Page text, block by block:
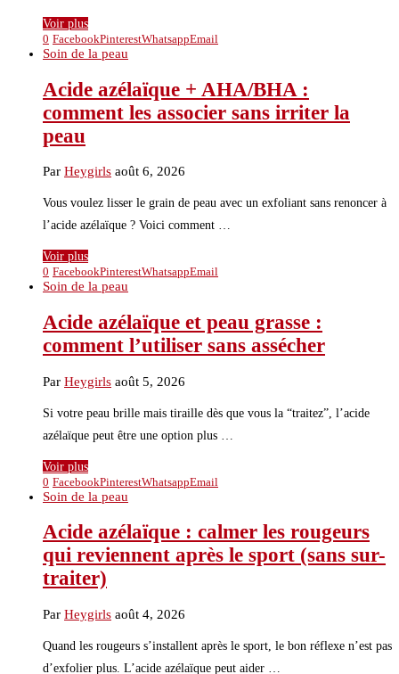
Voir plus
0 FacebookPinterestWhatsappEmail
Soin de la peau
Acide azélaïque + AHA/BHA :
comment les associer sans irriter la
peau
Par Heygirls août 6, 2026
Vous voulez lisser le grain de peau avec un exfoliant sans renoncer à
l’acide azélaïque ? Voici comment …
Voir plus
0 FacebookPinterestWhatsappEmail
Soin de la peau
Acide azélaïque et peau grasse :
comment l’utiliser sans assécher
Par Heygirls août 5, 2026
Si votre peau brille mais tiraille dès que vous la “traitez”, l’acide
azélaïque peut être une option plus …
Voir plus
0 FacebookPinterestWhatsappEmail
Soin de la peau
Acide azélaïque : calmer les rougeurs
qui reviennent après le sport (sans sur-
traiter)
Par Heygirls août 4, 2026
Quand les rougeurs s’installent après le sport, le bon réflexe n’est pas
d’exfolier plus. L’acide azélaïque peut aider …